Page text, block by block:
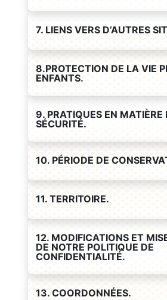
7. LIENS VERS D’AUTRES
8.PROTECTION DE LA VIE
ENFANTS.
9. PRATIQUES EN MATIÈRE
SÉCURITÉ.
10. PÉRIODE DE
11. TERRITOIRE.
12. MODIFICATIONS ET
DE NOTRE POLITIQUE DE
CONFIDENTIALITÉ.
13. COORDONNÉES.